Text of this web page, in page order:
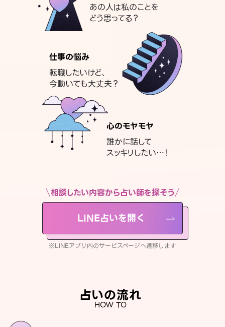
あの人は私のことを
どう思ってる？
仕事の悩み
転職したいけど、
今動いても大丈夫？
心のモヤモヤ
誰かに話して
スッキリしたい…！
相談したい内容から占い師を探そう
LINE占いを開く
※LINEアプリ内のサービスページへ遷移します
占いの流れ
HOW TO